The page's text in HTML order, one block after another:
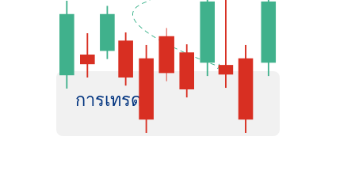
การเทรด